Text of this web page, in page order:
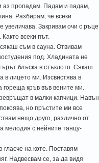
аз пропадам. Падам и падам,
Разбирам, че всеки
Закривам очи с ръце
всеки път.
съм в сауна. Отвивам
под. Хладината не
блъска в стъклото. Сякаш
в лицето ми. Изсвистява в
кръв във вените ми.
в малки капчици. Навън
но пръстите ми все
нещо друго, различно от
мелодия с нейните танцу-
гласче на коте. Поставям
Надвесвам се, за да видя